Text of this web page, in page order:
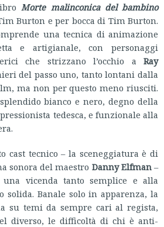
Morte malinconica del bambino
Burton e per bocca di Tim Burton.
una tecnica di animazione
e artigianale, con personaggi
che strizzano l’occhio a Ray
del passo uno, tanto lontani dalla
ma non per questo meno riusciti.
bianco e nero, degno della
tedesca, e funzionale alla
cast tecnico – la sceneggiatura è di
sonora del maestro Danny Elfman–
vicenda tanto semplice e alla
Banale solo in apparenza, la
su temi da sempre cari al regista,
diverso, le difficoltà di chi è anti-